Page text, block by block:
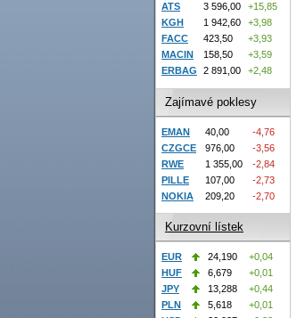
ATS 3 596,00
+15,85
KGH
1 942,60
+3,98
FACC
423,50
+3,93
MACIN
158,50
+3,59
ERBAG
2 891,00 +2,48
Zajímavé poklesy
EMAN 40,00
-4,76
CZGCE
976,00
-3,56
RWE
1 355,00
-2,84
PILLE
107,00
-2,73
NOKIA
209,20 -2,70
Kurzovní lístek
EUR 24,190
+0,04
HUF
6,679
+0,01
JPY
13,288
+0,44
PLN
5,618
+0,01